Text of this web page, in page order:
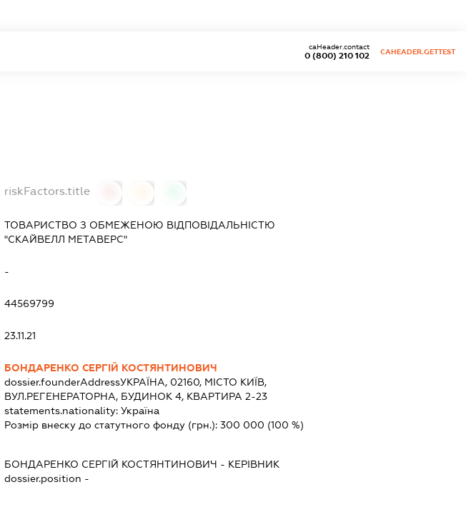
0 (800) 210 102
caHeader.contact
CAHEADER.GETTEST
riskFactors.title
ТОВАРИСТВО З ОБМЕЖЕНОЮ ВІДПОВІДАЛЬНІСТЮ
"СКАЙВЕЛЛ МЕТАВЕРС"
-
44569799
23.11.21
БОНДАРЕНКО СЕРГІЙ КОСТЯНТИНОВИЧ
dossier.founderAddressУКРАЇНА, 02160, МІСТО КИЇВ,
ВУЛ.РЕГЕНЕРАТОРНА, БУДИНОК 4, КВАРТИРА 2-23
statements.nationality: Україна
Розмір внеску до статутного фонду (грн.): 300 000 (100 %)
БОНДАРЕНКО СЕРГІЙ КОСТЯНТИНОВИЧ - КЕРІВНИК
dossier.position -